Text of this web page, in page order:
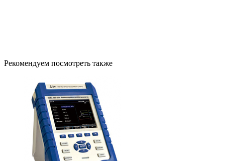
Рекомендуем посмотреть также